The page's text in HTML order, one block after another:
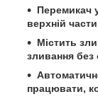
Перемикач
верхній
Містить
зливання без
працювати,